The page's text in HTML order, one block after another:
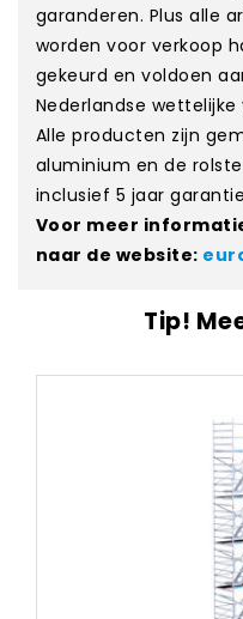
garanderen. Plus alle
worden voor verkoop
gekeurd en voldoen
Nederlandse
Alle producten zijn
aluminium en de
inclusief 5 jaar
Voor meer
naar de website:
Tip!